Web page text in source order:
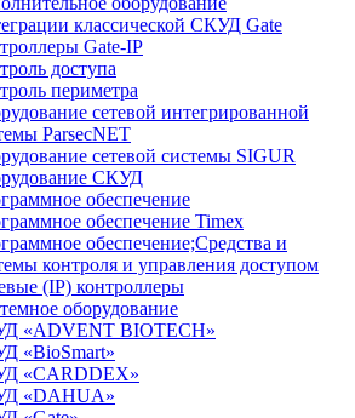
классической СКУД Gate
Gate-IP
доступа
периметра
сетевой интегрированной
ParsecNET
сетевой системы SIGUR
СКУД
обеспечение
обеспечение Timex
обеспечение;Средства и
контроля и управления доступом
(IP) контроллеры
оборудование
«ADVENT BIOTECH»
«BioSmart»
«CARDDEX»
«DAHUA»